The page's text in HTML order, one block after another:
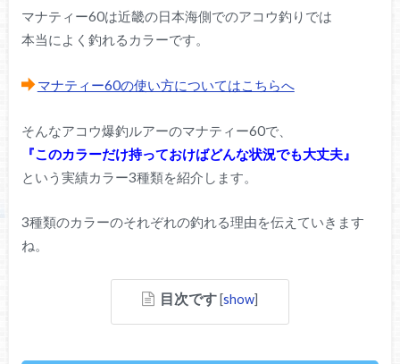
マナティー60は近畿の日本海側でのアコウ釣りでは
本当によく釣れるカラーです。
マナティー60の使い方についてはこちらへ
そんなアコウ爆釣ルアーのマナティー60で、
『このカラーだけ持っておけばどんな状況でも大丈夫』
という実績カラー3種類を紹介します。
3種類のカラーのそれぞれの釣れる理由を伝えていきます
ね。
目次です [show]